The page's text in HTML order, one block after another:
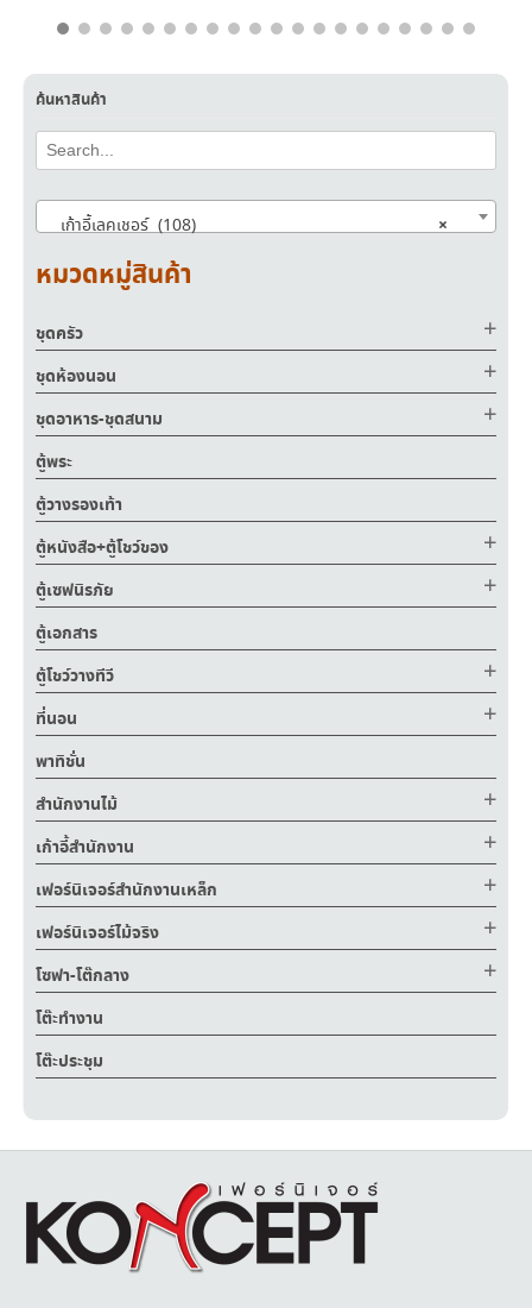
ค้นหาสินค้า
×
เก้าอี้เลคเชอร์ (108)
หมวดหมู่สินค้า
ชุดครัว
ชุดห้องนอน
ชุดอาหาร-ชุดสนาม
ตู้พระ
ตู้วางรองเท้า
ตู้หนังสือ+ตู้โชว์ของ
ตู้เซฟนิรภัย
ตู้เอกสาร
ตู้โชว์วางทีวี
ที่นอน
พาทิชั่น
สำนักงานไม้
เก้าอี้สำนักงาน
เฟอร์นิเจอร์สำนักงานเหล็ก
เฟอร์นิเจอร์ไม้จริง
โซฟา-โต๊กลาง
โต๊ะทำงาน
โต๊ะประชุม